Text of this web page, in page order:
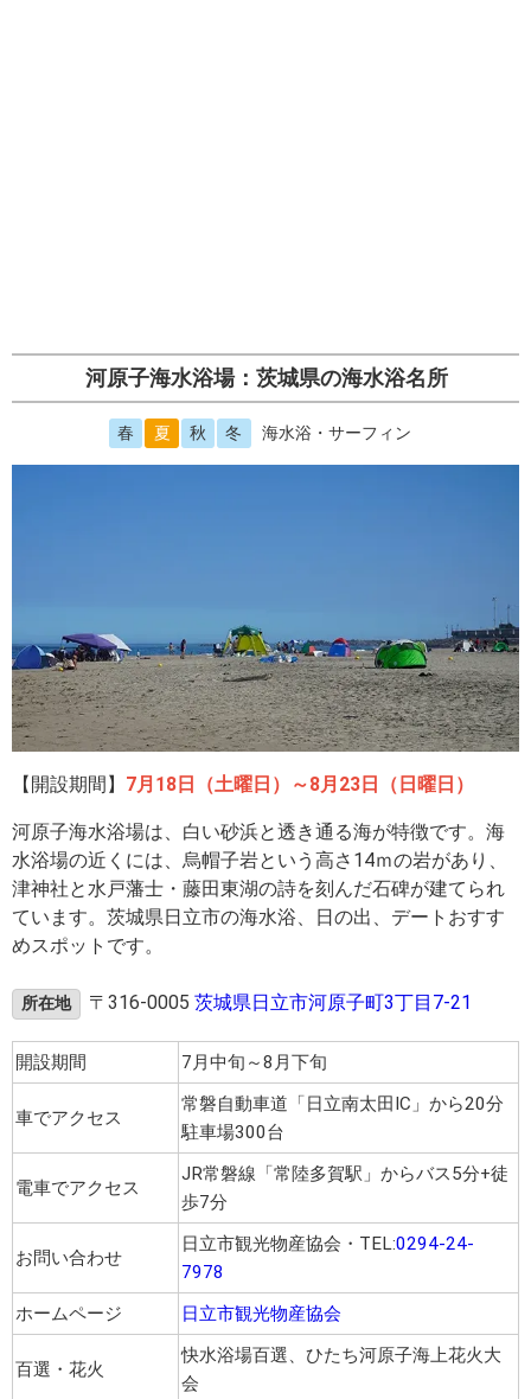
河原子海水浴場：茨城県の海水浴名所
春 夏 秋 冬 海水浴・サーフィン
【開設期間】 7月18日（土曜日）～8月23日（日曜日）
河原子海水浴場は、白い砂浜と透き通る海が特徴です。海
水浴場の近くには、烏帽子岩という高さ14ｍの岩があり、
津神社と水戸藩士・藤田東湖の詩を刻んだ石碑が建てられ
ています。茨城県日立市の海水浴、日の出、デートおすす
めスポットです。
所在地 〒316-0005 茨城県日立市河原子町3丁目7-21
開設期間 7月中旬～8月下旬
車でアクセス
常磐自動車道「日立南太田IC」から20分
駐車場300台
電車でアクセス
JR常磐線「常陸多賀駅」からバス5分+徒
歩7分
お問い合わせ
日立市観光物産協会・TEL:0294-24-
7978
ホームページ
日立市観光物産協会
百選・花火
快水浴場百選、ひたち河原子海上花火大
会